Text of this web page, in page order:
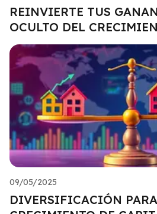
REINVIERTE TUS
OCULTO DEL
09/05/2025
DIVERSIFICACIÓN